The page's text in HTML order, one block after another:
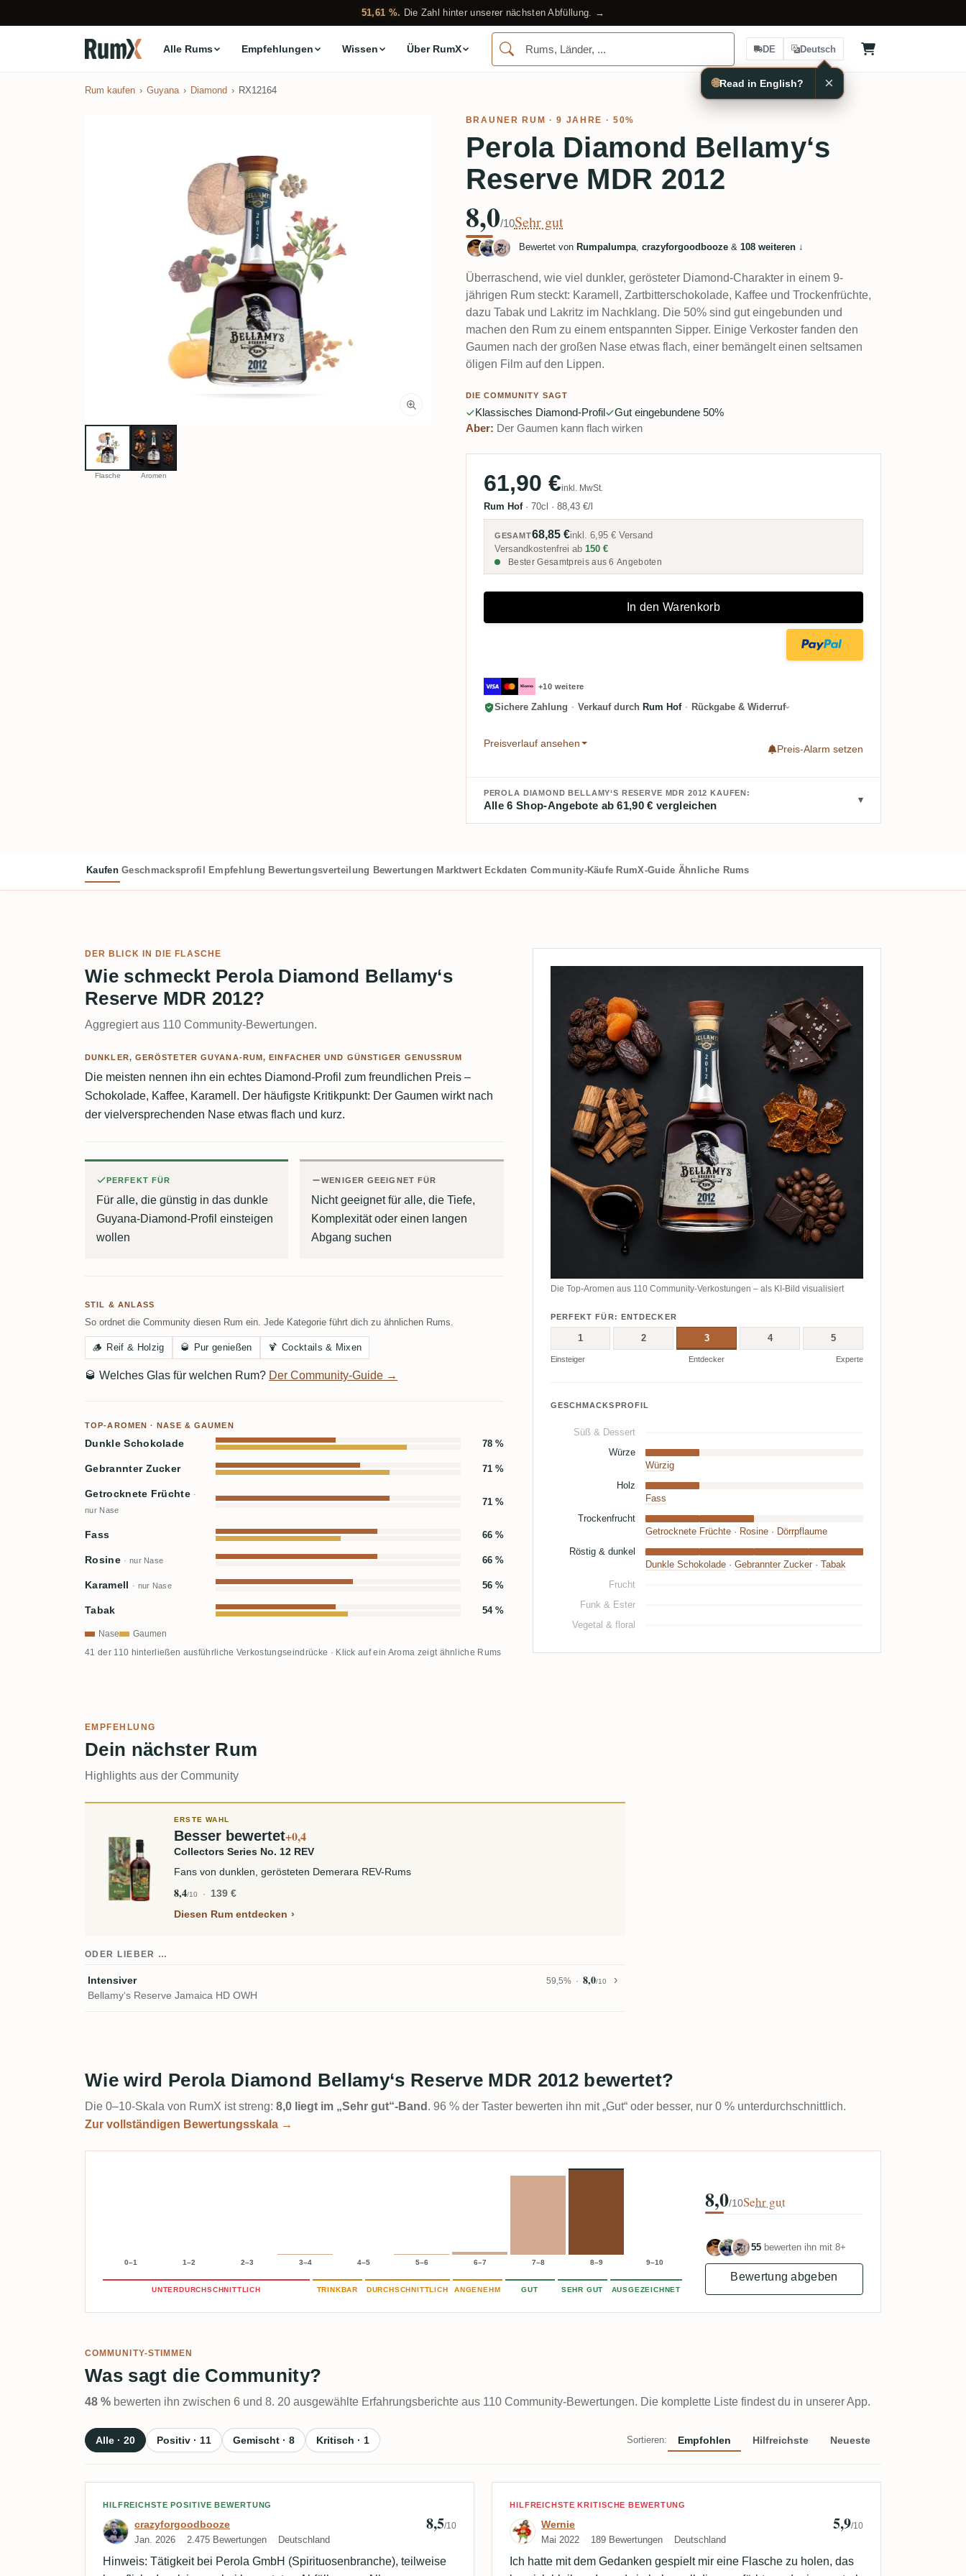
51,61 %. Die Zahl hinter unserer nächsten Abfüllung. →
Alle Rums Empfehlungen Wissen Über RumX DE Deutsch
Rum kaufen Guyana Diamond RX12164
Flasche Aromen
BRAUNER RUM · 9 JAHRE · 50%
Perola Diamond Bellamy‘s
Reserve MDR 2012
8,0/10Sehr gut
Bewertet von Rumpalumpa, crazyforgoodbooze& 108 weiteren↓
Überraschend, wie viel dunkler, gerösteter Diamond-Charakter in einem 9-
jährigen Rum steckt: Karamell, Zartbitterschokolade, Kaffee und Trockenfrüchte,
dazu Tabak und Lakritz im Nachklang. Die 50% sind gut eingebunden und
machen den Rum zu einem entspannten Sipper. Einige Verkoster fanden den
Gaumen nach der großen Nase etwas flach, einer bemängelt einen seltsamen
öligen Film auf den Lippen.
DIE COMMUNITY SAGT
Klassisches Diamond-Profil
Gut eingebundene 50%
Aber: Der Gaumen kann flach wirken
61,90 €inkl. MwSt.
Rum Hof · 70cl · 88,43 €/l
GESAMT68,85 €inkl. 6,95 €Versand
Versandkostenfrei ab 150 €
Bester Gesamtpreis aus 6 Angeboten
In den Warenkorb
+10 weitere
Sichere Zahlung · Verkauf durch Rum Hof · Rückgabe & Widerruf
Preisverlauf ansehen
Preis-Alarm setzen
PEROLA DIAMOND BELLAMY‘S RESERVE MDR 2012 KAUFEN:
Alle 6 Shop-Angebote ab 61,90 € vergleichen
Kaufen Geschmacksprofil Empfehlung Bewertungsverteilung Bewertungen Marktwert Eckdaten Community-Käufe RumX-Guide Ähnliche Rums
DER BLICK IN DIE FLASCHE
Wie schmeckt Perola Diamond Bellamy‘s
Reserve MDR 2012?
Aggregiert aus 110 Community-Bewertungen.
DUNKLER, GERÖSTETER GUYANA-RUM, EINFACHER UND GÜNSTIGER GENUSSRUM
Die meisten nennen ihn ein echtes Diamond-Profil zum freundlichen Preis –
Schokolade, Kaffee, Karamell. Der häufigste Kritikpunkt: Der Gaumen wirkt nach
der vielversprechenden Nase etwas flach und kurz.
PERFEKT FÜR
Für alle, die günstig in das dunkle
Guyana-Diamond-Profil einsteigen
wollen
WENIGER GEEIGNET FÜR
Nicht geeignet für alle, die Tiefe,
Komplexität oder einen langen
Abgang suchen
STIL & ANLASS
So ordnet die Community diesen Rum ein. Jede Kategorie führt dich zu ähnlichen Rums.
🪵 Reif & Holzig 🥃 Pur genießen 🍹 Cocktails & Mixen
🥃 Welches Glas für welchen Rum? Der Community-Guide →
TOP-AROMEN · NASE & GAUMEN
Dunkle Schokolade 78 %
Gebrannter Zucker 71 %
Getrocknete Früchte ·
nur Nase
71 %
Fass 66 %
Rosine · nur Nase 66 %
Karamell · nur Nase 56 %
Tabak 54 %
Nase Gaumen
41 der 110 hinterließen ausführliche Verkostungseindrücke · Klick auf ein Aroma zeigt ähnliche Rums
Die Top-Aromen aus 110 Community-Verkostungen – als KI-Bild visualisiert
PERFEKT FÜR: ENTDECKER
1 2 3 4 5
Einsteiger Entdecker Experte
GESCHMACKSPROFIL
Süß & Dessert
Würze
Würzig
Holz
Fass
Trockenfrucht
Getrocknete Früchte· Rosine· Dörrpflaume
Röstig & dunkel
Dunkle Schokolade· Gebrannter Zucker· Tabak
Frucht
Funk & Ester
Vegetal & floral
EMPFEHLUNG
Dein nächster Rum
Highlights aus der Community
ERSTE WAHL
Besser bewertet+0,4
Collectors Series No. 12 REV
Fans von dunklen, gerösteten Demerara REV-Rums
8,4/10
139 €
Diesen Rum entdecken
ODER LIEBER …
Intensiver 59,5% 8,0/10
Bellamy‘s Reserve Jamaica HD OWH
Wie wird Perola Diamond Bellamy‘s Reserve MDR 2012 bewertet?
Die 0–10-Skala von RumX ist streng: 8,0 liegt im „Sehr gut“-Band . 96 % der Taster bewerten ihn mit „Gut“ oder besser, nur 0 % unterdurchschnittlich.
Zur vollständigen Bewertungsskala →
0–1 1–2 2–3 3–4 4–5 5–6 6–7 7–8 8–9 9–10
UNTERDURCHSCHNITTLICH TRINKBAR DURCHSCHNITTLICH ANGENEHM GUT SEHR GUT AUSGEZEICHNET
8,0/10Sehr gut
55 bewerten ihn mit 8+
Bewertung abgeben
COMMUNITY-STIMMEN
Was sagt die Community?
48 % bewerten ihn zwischen 6 und 8. 20 ausgewählte Erfahrungsberichte aus 110 Community-Bewertungen. Die komplette Liste findest du in unserer App.
Alle · 20 Positiv · 11 Gemischt · 8 Kritisch · 1 Sortieren: Empfohlen Hilfreichste Neueste
Bewertung von crazyforgoodbooze
HILFREICHSTE POSITIVE BEWERTUNG
crazyforgoodbooze
Jan. 2026 2.475 Bewertungen Deutschland
8,5/10
Hinweis: Tätigkeit bei Perola GmbH (Spirituosenbranche), teilweise
Bewertung von Wernie
HILFREICHSTE KRITISCHE BEWERTUNG
Wernie
Mai 2022 189 Bewertungen Deutschland
5,9/10
Ich hatte mit dem Gedanken gespielt mir eine Flasche zu holen, das
🌐Read in English? ×